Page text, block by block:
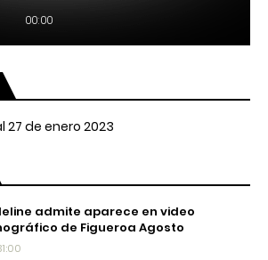
admite aparece en video
de Figueroa Agosto